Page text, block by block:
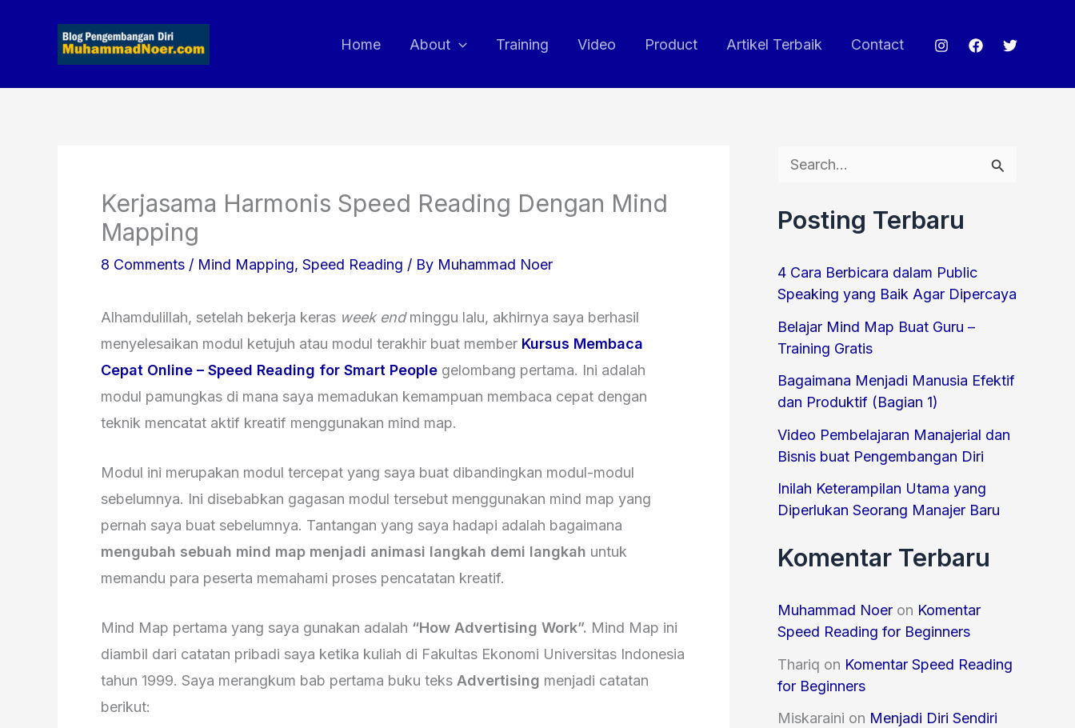
Home About Training Video Product Artikel Terbaik Contact
Kerjasama Harmonis Speed Reading Dengan Mind
Mapping
8 Comments / Mind Mapping, Speed Reading / By Muhammad Noer
Alhamdulillah, setelah bekerja keras week endminggu lalu, akhirnya saya berhasil
menyelesaikan modul ketujuh atau modul terakhir buat member Kursus Membaca
Cepat Online – Speed Reading for Smart People gelombang pertama. Ini adalah
modul pamungkas di mana saya memadukan kemampuan membaca cepat dengan
teknik mencatat aktif kreatif menggunakan mind map.
Modul ini merupakan modul tercepat yang saya buat dibandingkan modul-modul
sebelumnya. Ini disebabkan gagasan modul tersebut menggunakan mind map yang
pernah saya buat sebelumnya. Tantangan yang saya hadapi adalah bagaimana
mengubah sebuah mind map menjadi animasi langkah demi langkah untuk
memandu para peserta memahami proses pencatatan kreatif.
Mind Map pertama yang saya gunakan adalah “How Advertising Work”. Mind Map ini
diambil dari catatan pribadi saya ketika kuliah di Fakultas Ekonomi Universitas Indonesia
tahun 1999. Saya merangkum bab pertama buku teks Advertising menjadi catatan
berikut:
a
c
h
f
r
Posting Terbaru
4 Cara Berbicara dalam Public
Speaking yang Baik Agar Dipercaya
Belajar Mind Map Buat Guru –
Training Gratis
Bagaimana Menjadi Manusia Efektif
dan Produktif (Bagian 1)
Video Pembelajaran Manajerial dan
Bisnis buat Pengembangan Diri
Inilah Keterampilan Utama yang
Diperlukan Seorang Manajer Baru
Komentar Terbaru
Muhammad Noer on Komentar
Speed Reading for Beginners
Thariq on Komentar Speed Reading
for Beginners
Miskaraini on Menjadi Diri Sendiri